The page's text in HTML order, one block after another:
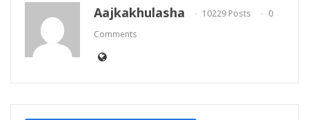
Aajkakhulasha 10229 Posts
0
Comments